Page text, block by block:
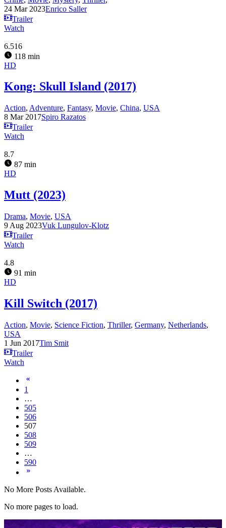
24 Mar 2023Enrico Saller
Trailer
Watch
6.516
118 min
HD
Kong: Skull Island (2017)
Action, Adventure, Fantasy, Movie, China, USA
8 Mar 2017Spiro Razatos
Trailer
Watch
8.7
87 min
HD
Mutt (2023)
Drama, Movie, USA
9 Aug 2023Vuk Lungulov-Klotz
Trailer
Watch
4.8
91 min
HD
Kill Switch (2017)
Action, Movie, Science Fiction, Thriller, Germany, Netherlands,
USA
1 Jun 2017Tim Smit
Trailer
Watch
1
…
505
506
507
508
509
…
590
No More Posts Available.
No more pages to load.